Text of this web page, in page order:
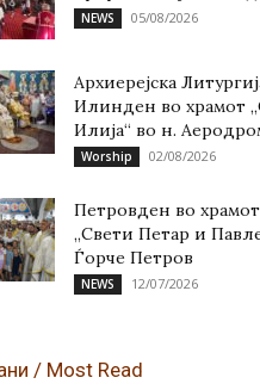
NEWS 05/08/2026
Архиерејска
Илинден во храмот
Илија“ во н.
Worship 02/08/2026
Петровден во храмот
„Свети Петар и
Ѓорче Петров
NEWS 12/07/2026
/ Most Read